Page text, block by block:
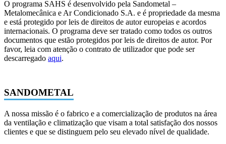
O programa SAHS é desenvolvido pela Sandometal –
Metalomecânica e Ar Condicionado S.A. e é propriedade da mesma
e está protegido por leis de direitos de autor europeias e acordos
internacionais. O programa deve ser tratado como todos os outros
documentos que estão protegidos por leis de direitos de autor. Por
favor, leia com atenção o contrato de utilizador que pode ser
descarregado aqui.
SANDOMETAL
A nossa missão é o fabrico e a comercialização de produtos na área
da ventilação e climatização que visam a total satisfação dos nossos
clientes e que se distinguem pelo seu elevado nível de qualidade.